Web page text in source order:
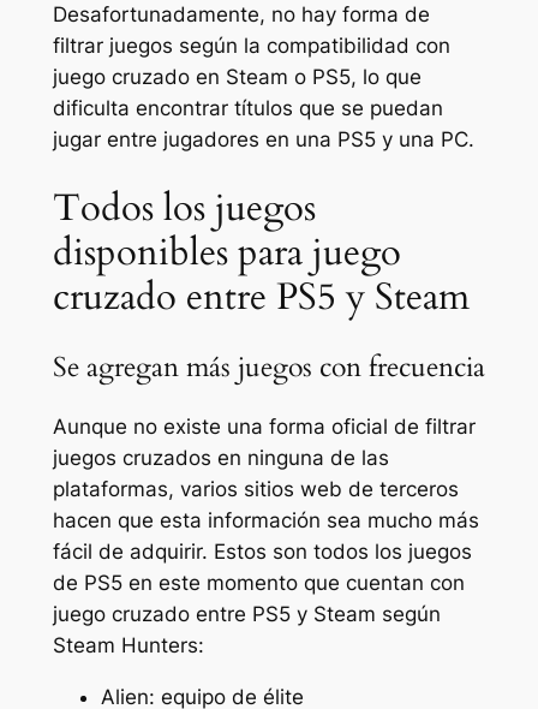
Desafortunadamente, no hay forma de
filtrar juegos según la compatibilidad con
juego cruzado en Steam o PS5, lo que
dificulta encontrar títulos que se puedan
jugar entre jugadores en una PS5 y una PC.
Todos los juegos
disponibles para juego
cruzado entre PS5 y Steam
Se agregan más juegos con frecuencia
Aunque no existe una forma oficial de filtrar
juegos cruzados en ninguna de las
plataformas, varios sitios web de terceros
hacen que esta información sea mucho más
fácil de adquirir. Estos son todos los juegos
de PS5 en este momento que cuentan con
juego cruzado entre PS5 y Steam según
Steam Hunters:
Alien: equipo de élite